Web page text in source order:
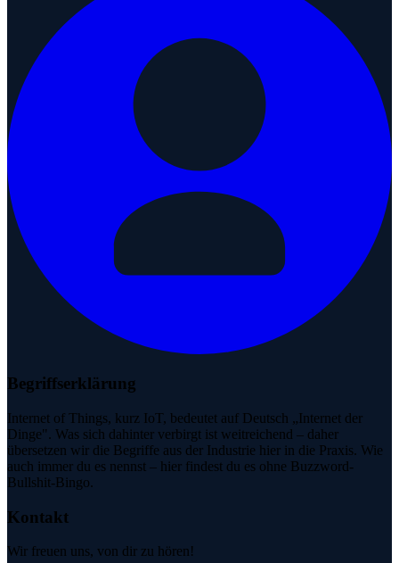
Begriffserklärung
Internet of Things, kurz IoT, bedeutet auf Deutsch „Internet der
Dinge". Was sich dahinter verbirgt ist weitreichend – daher
übersetzen wir die Begriffe aus der Industrie hier in die Praxis. Wie
auch immer du es nennst – hier findest du es ohne Buzzword-
Bullshit-Bingo.
Kontakt
Wir freuen uns, von dir zu hören!